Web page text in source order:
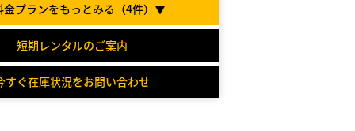
プランをもっとみる（4件）▼
短期レンタルのご案内
すぐ在庫状況をお問い合わせ